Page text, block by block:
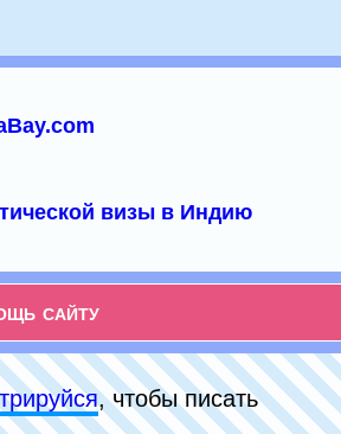
визы в Индию
сайту
, чтобы писать